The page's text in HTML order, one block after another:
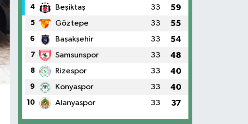
4 Beşiktaş 33 59
5 Göztepe 33 55
6 Başakşehir 33 54
7 Samsunspor 33 48
8 Rizespor 33 40
9 Konyaspor 33 40
10 Alanyaspor 33 37